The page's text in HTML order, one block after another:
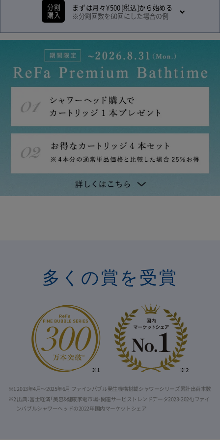
分割
購入
まずは月々 ¥500 [税込]から始める
※分割回数を 60回にした場合の例
多くの賞を受賞
※1 2013年4月〜2025年6月 ファインバブル発生機構搭載シャワーシリーズ累計出荷本数
※2 出典：富士経済「美容&健康家電市場・関連サービストレンドデータ2023-2024」ファイ
ンバブルシャワーヘッドの2022年国内マーケットシェア